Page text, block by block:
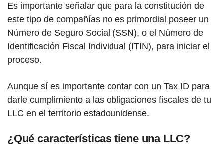
Es importante señalar que para la constitución de
este tipo de compañías no es primordial poseer un
Número de Seguro Social (SSN), o el Número de
Identificación Fiscal Individual (ITIN), para iniciar el
proceso.
Aunque sí es importante contar con un Tax ID para
darle cumplimiento a las obligaciones fiscales de tu
LLC en el territorio estadounidense.
¿Qué características tiene una LLC?